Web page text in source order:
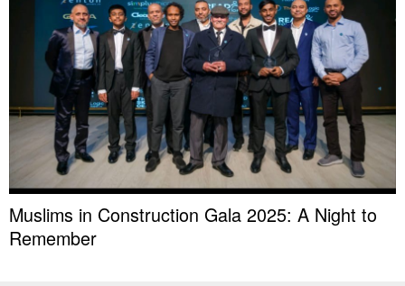
Muslims in Construction Gala 2025: A Night to
Remember